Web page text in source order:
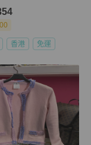
香港 免運